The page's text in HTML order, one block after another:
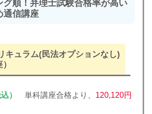
グ順！弁理士試験合格率が高い
通信講座
キュラム(民法オプションなし)
） 単科講座合格より、 120,120円